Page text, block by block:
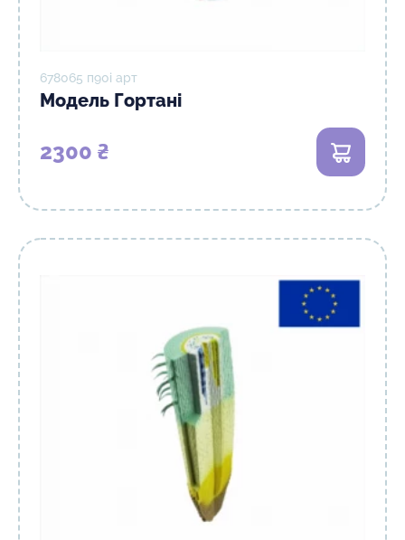
678065 п90і арт
Модель Гортані
2300 ₴